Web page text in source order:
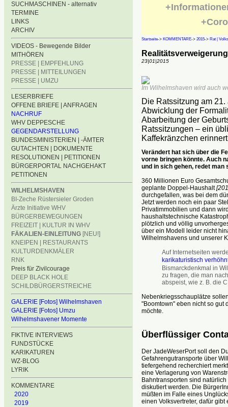
SUCHMASCHINEN - alternativ
TERMINE
LINKS
ARCHIV
VIDEOS - Bewegende Bilder
MITHÖREN
PRESSE | EMPFEHLUNG
PRESSE | MITTEILUNGEN
PRESSE | UMZU
LESERBRIEFE
OFFENE BRIEFE | ANFRAGEN
NACHRUF
WHV DEPPESCHE
GEGENDARSTELLUNG
BUNDESMINISTERIEN | -ÄMTER
GUTACHTEN | DOKUMENTE
RESOLUTIONEN | PETITIONEN
BÜRGERPORTAL NACHGEHAKT
PETITIONEN
WILHELMSHAVEN
BI-Zeche Rüstersieler Groden
Ärzte Initiative WHV
BÜRGERBEWEGUNGEN
FREIZEIT | KULTUR IN WHV
FÄKALIEN-EINLEITUNG [NEU!]
KNEIPEN | RESTAURANTS
KULTURDENKMÄLER
RNK
Preis für Zivilcourage
DEEP BLACK HOLE
SCHILDBÜRGERSTREICHE
GALERIE [Fotos] Wilhelmshaven
GALERIE [Fotos] Umzu
Wilhelmshavener Momente
FIKTIVE INTERVIEWS
FUNDSTÜCKE
KARIKATUREN
WZ-BLOG
LYRIK
KOMMENTARE
2020
2019
Startseite-> KOMMENTARE-> 2015-> Rat |
23|01|2015
Im Wilhelmshaven wird auch
Die Ratssitzung am
Abwicklung der
Abarbeitung der
Ratssitzungen – ein
Kaffekränzchen
Verändert hat sich über die
vorne bringen könnte. Auch
und in sich gehen, redet
360 Millionen Euro
geplante Doppel-Haushalt
durchgefallen, was bei dem
Jetzt werden noch ein paar
Privatimmobilien und dann
haushaltstechnische
plötzlich und völlig
über ein Modell leider nicht
Wilhelmshavens und unserer
Auf Internetseiten
karikaturistisch
Bismarckdenkmal in
zu fragen, die man
abspeist, wie z. B. die
Nebenkriegsschauplätze
"Boomtown" eben nicht so gut
möchte.
Überflüssiger
Der JadeWeserPort soll den
Gefahrengutransporte über
tiefergehend recherchiert
eine Verlagerung von
Bahntransporten sind
diskutiert werden. Die
müßten im Falle eines
einen Volksvertreter, dafür